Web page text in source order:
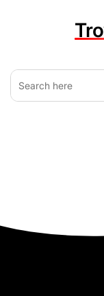
Search
for: